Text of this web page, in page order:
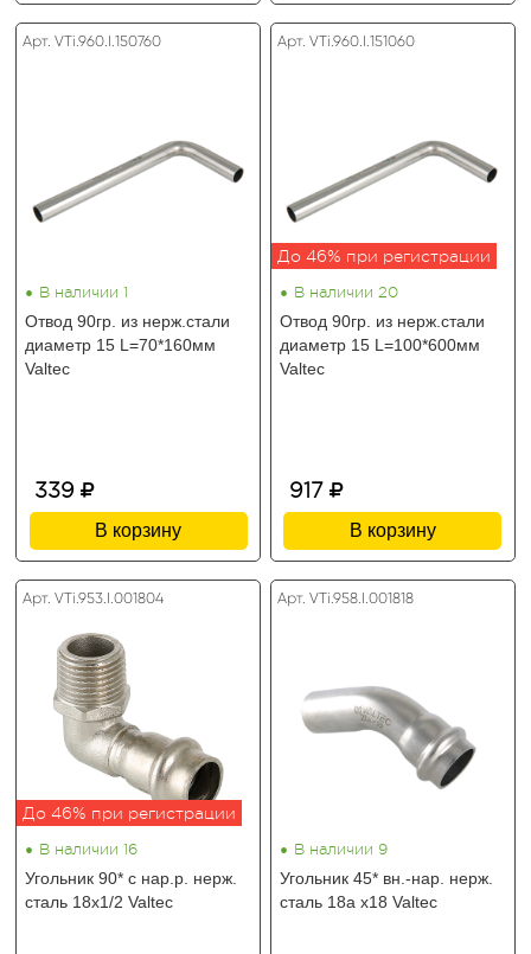
Арт. VTi.960.I.150760
• В наличии 1
Отвод 90гр. из нерж.стали
диаметр 15 L=70*160мм
Valtec
339
В корзину
Арт. VTi.960.I.151060
До 46% при регистрации
• В наличии 20
Отвод 90гр. из нерж.стали
диаметр 15 L=100*600мм
Valtec
917
В корзину
Арт. VTi.953.I.001804
До 46% при регистрации
• В наличии 16
Угольник 90* с нар.р. нерж.
сталь 18х1/2 Valtec
Арт. VTi.958.I.001818
• В наличии 9
Угольник 45* вн.-нар. нерж.
сталь 18а х18 Valtec